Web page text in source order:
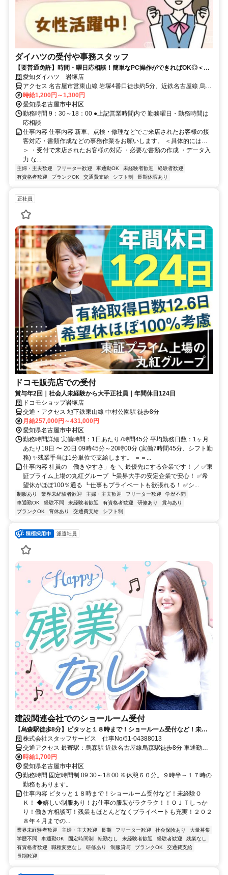
ダイハツの受付や事務スタッフ
【要普通免許】時間・曜日応相談！簡単なPC操作ができればOK◎＜長
期休暇有＞
愛知ダイハツ 岩塚店
アクセス 名古屋市営東山線 岩塚4番口徒歩約5分、近鉄名古屋線 烏森
西口徒歩約10分、近鉄名古屋線 黄金（愛知県）徒歩約15分 地下鉄
「岩塚駅」から徒歩5分
時給1,200円～1,300円
愛知県名古屋市中村区
勤務時間 9：30～18：00 ●上記営業時間内で 勤務曜日・勤務時間は
応相談
仕事内容 仕事内容 新車、点検・修理などでご来店されたお客様の接
客対応・書類作成などの事務作業をお願いします。 ＜具体的には…
＞ ・受付で来店されたお客様の対応 ・必要な書類の作成 ・データ入
力 な...
主婦・主夫歓迎 フリーター歓迎 車通勤OK 未経験者歓迎
経験者歓迎
有資格者歓迎
ブランクOK 交通費支給 シフト制 長期休暇あり
正社員
ドコモ販売店での受付
賞与年2回｜社会人未経験から大手正社員｜年間休日124日
ドコモショップ岩塚店
交通・アクセス 地下鉄東山線 中村公園駅 徒歩8分
月給257,000円～431,000円
愛知県名古屋市中村区
勤務時間詳細 実働時間：1日あたり7時間45分 平均勤務日数：1ヶ月
あたり18日 〜 20日 09時45分～20時00分 (実働7時間45分、シフト勤
務) ✨残業手当は1分単位で支給します。 ＝＝...
仕事内容 社員の「働きやすさ」を ＼ 最優先にする企業です！ ／ ✅東
証プライム上場の丸紅グループ ┗業界大手の安定企業で安心！ ✅希
望休がほぼ100％通る ┗仕事もプライベートも欲張れる！ ✅シ...
制服あり 業界未経験者歓迎 主婦・主夫歓迎 フリーター歓迎
学歴不問
車通勤OK
経験不問 未経験者歓迎 有資格者歓迎 研修あり
賞与あり
ブランクOK
育休あり 交通費支給 シフト制
派遣社員
建設関連会社でのショールーム受付
【烏森駅徒歩8分】ピタッと１８時まで！ショールーム受付など！未経
験ＯＫ！
株式会社スタッフサービス 仕事No/51-04388013
交通アクセス 最寄駅：烏森駅 近鉄名古屋線烏森駅徒歩8分 車通勤可
能
時給1,700円
愛知県名古屋市中村区
勤務時間 固定時間制 09:30～18:00 ※休憩６０分。９時半～１７時の
勤務もあります。
仕事内容 ピタッと１８時まで！ショールーム受付など！未経験Ｏ
Ｋ！ ◆嬉しい制服あり！お仕事の服装がラクラク！！ＯＪＴしっか
り！働き方相談可！残業もほとんどなくプライベートも充実！２０２
８年４月までの...
業界未経験者歓迎 主婦・主夫歓迎 長期 フリーター歓迎 社会保険あり
大量募集
学歴不問
車通勤OK 固定時間制 転勤なし 未経験者歓迎 経験者歓迎
残業なし
有資格者歓迎
職種変更なし 研修あり 制服貸与 ブランクOK
交通費支給
長期歓迎